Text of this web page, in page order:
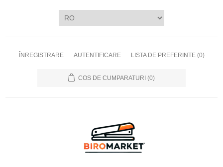
ÎNREGISTRARE AUTENTIFICARE LISTA DE PREFERINTE (0)
COS DE CUMPARATURI (0)